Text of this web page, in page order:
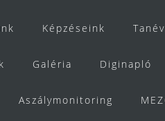
Képzéseink
Galéria Diginapló
Aszálymonitoring